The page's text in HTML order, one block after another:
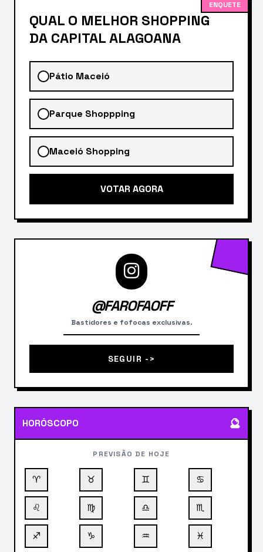
ENQUETE
QUAL O MELHOR SHOPPING
DA CAPITAL ALAGOANA
Pátio Maceió
Parque Shoppping
Maceió Shopping
VOTAR AGORA
@FAROFAOFF
Bastidores e fofocas exclusivas.
SEGUIR ->
HORÓSCOPO 🔮
PREVISÃO DE HOJE
♈ ♉ ♊ ♋
♌ ♍ ♎ ♏
♐ ♑ ♒ ♓